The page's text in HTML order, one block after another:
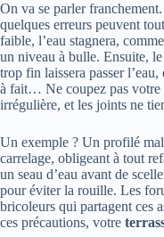
On va se parler franchement.
quelques erreurs peuvent
faible, l’eau stagnera,
un niveau à bulle. Ensuite, le
trop fin laissera passer l’eau,
à fait… Ne coupez pas votre
irrégulière, et les joints ne
Un exemple ? Un profilé
carrelage, obligeant à tout
un seau d’eau avant de
pour éviter la rouille. Les
bricoleurs qui partagent ces
ces précautions, votre